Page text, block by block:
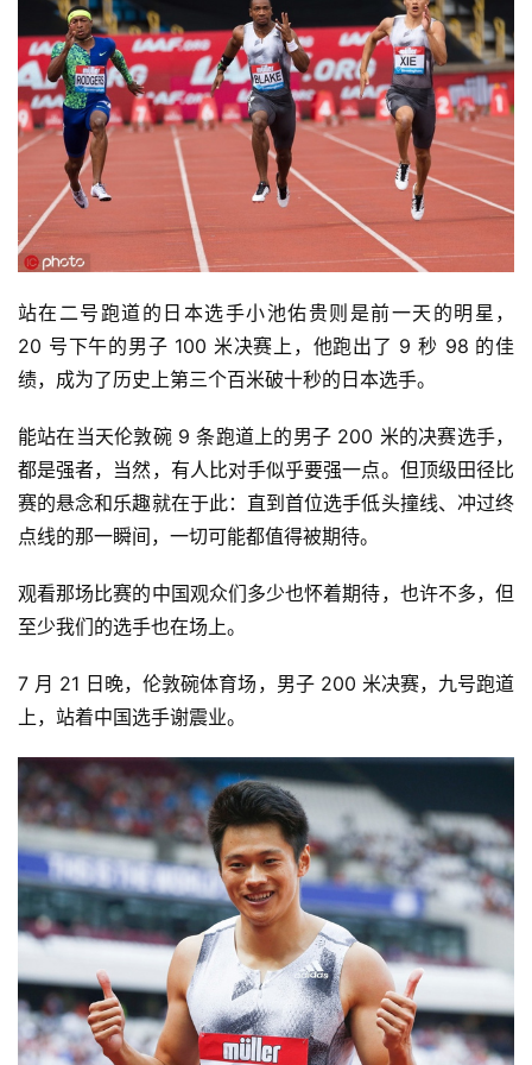
站在二号跑道的日本选手小池佑贵则是前一天的明星，
20 号下午的男子 100 米决赛上，他跑出了 9 秒 98 的佳
绩，成为了历史上第三个百米破十秒的日本选手。
能站在当天伦敦碗 9 条跑道上的男子 200 米的决赛选手，
都是强者，当然，有人比对手似乎要强一点。但顶级田径比
赛的悬念和乐趣就在于此：直到首位选手低头撞线、冲过终
点线的那一瞬间，一切可能都值得被期待。
观看那场比赛的中国观众们多少也怀着期待，也许不多，但
至少我们的选手也在场上。
7 月 21 日晚，伦敦碗体育场，男子 200 米决赛，九号跑道
上，站着中国选手谢震业。